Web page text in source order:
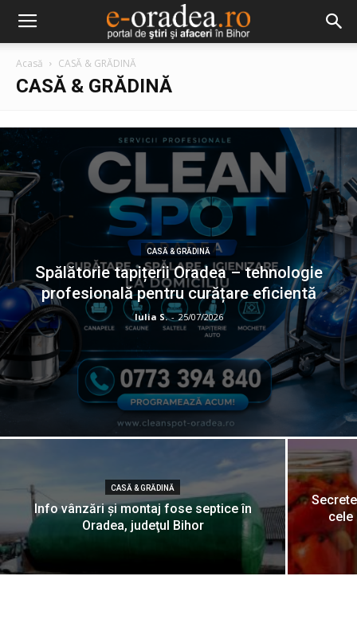
Acasă CASĂ & GRĂDINĂ
CASĂ & GRĂDINĂ
CASĂ & GRĂDINĂ
Spălătorie tapițerii Oradea – tehnologie
profesională pentru curățare eficientă
Iulia S. - 25/07/2026
CASĂ & GRĂDINĂ
Info vânzări şi montaj fose septice în
Oradea, judeţul Bihor
cele